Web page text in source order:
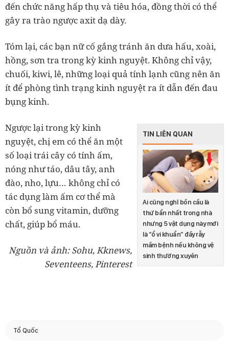
đến chức năng hấp thụ và tiêu hóa, đồng thời có thể
gây ra trào ngược axit dạ dày.
Tóm lại, các bạn nữ cố gắng tránh ăn dưa hấu, xoài,
hồng, sơn tra trong kỳ kinh nguyệt. Không chỉ vậy,
chuối, kiwi, lê, những loại quả tính lạnh cũng nên ăn
ít để phòng tình trạng kinh nguyệt ra ít dẫn đến đau
bụng kinh.
TIN LIÊN QUAN
Ai cũng nghĩ bồn cầu là
thứ bẩn nhất trong nhà
nhưng 5 vật dụng này mới
là “ổ vi khuẩn” đầy rẫy
mầm bệnh nếu không vệ
sinh thường xuyên
Ngược lại trong kỳ kinh
nguyệt, chị em có thể ăn một
số loại trái cây có tính ấm,
nóng như táo, dâu tây, anh
đào, nho, lựu… không chỉ có
tác dụng làm ấm cơ thể mà
còn bổ sung vitamin, dưỡng
chất, giúp bổ máu.
Nguồn và ảnh: Sohu, Kknews,
Seventeens, Pinterest
Tổ Quốc